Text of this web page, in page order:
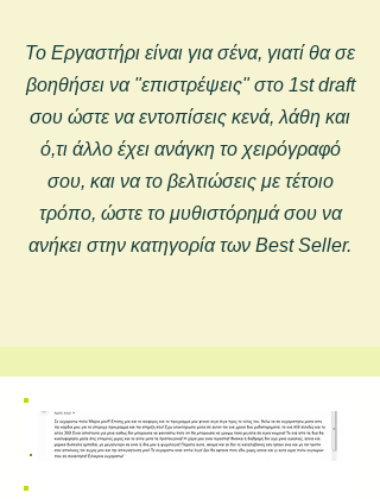
Το Εργαστήρι είναι για σένα, γιατί θα σε
βοηθήσει να "επιστρέψεις" στο 1st draft
σου ώστε να εντοπίσεις κενά, λάθη και
ό,τι άλλο έχει ανάγκη το χειρόγραφό
σου, και να το βελτιώσεις με τέτοιο
τρόπο, ώστε το μυθιστόρημά σου να
ανήκει στην κατηγορία των Best Seller.